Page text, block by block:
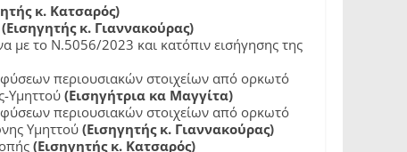
κ. Κατσαρός)
(Εισηγητής κ. Γιαννακούρας)
το Ν.5056/2023 και κατόπιν εισήγησης της
περιουσιακών στοιχείων από ορκωτό
Υμηττού (Εισηγήτρια κα Μαγγίτα)
περιουσιακών στοιχείων από ορκωτό
Υμηττού (Εισηγητής κ. Γιαννακούρας)
(Εισηγητής κ. Κατσαρός)